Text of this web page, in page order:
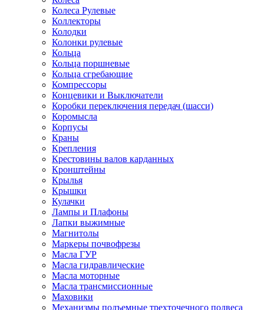
Колеса Рулевые
Коллекторы
Колодки
Колонки рулевые
Кольца
Кольца поршневые
Кольца сгребающие
Компрессоры
Концевики и Выключатели
Коробки переключения передач (шасси)
Коромысла
Корпусы
Краны
Крепления
Крестовины валов карданных
Кронштейны
Крылья
Крышки
Кулачки
Лампы и Плафоны
Лапки выжимные
Магнитолы
Маркеры почвофрезы
Масла ГУР
Масла гидравлические
Масла моторные
Масла трансмиссионные
Маховики
Механизмы подъемные трехточечного подвеса